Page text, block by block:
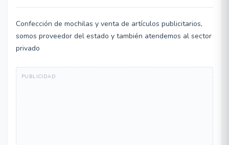
Confección de mochilas y venta de artículos publicitarios,
somos proveedor del estado y también atendemos al sector
privado